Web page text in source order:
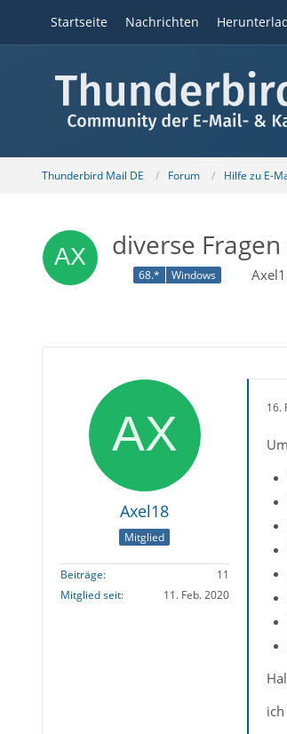
Startseite Nachrichten
Thunderbird Mail DE Forum Hilfe zu E-
diverse
68.* Windows
Axel18
Mitglied
Beiträge
11
Mitglied seit
11. Feb. 2020
16.